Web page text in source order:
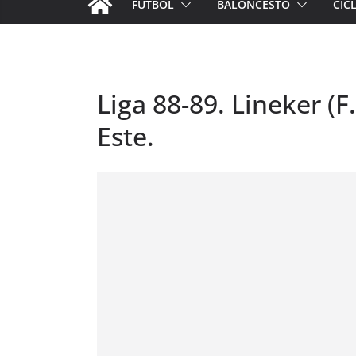
FÚTBOL BALONCESTO
Liga 88-89. Lineker
Este.